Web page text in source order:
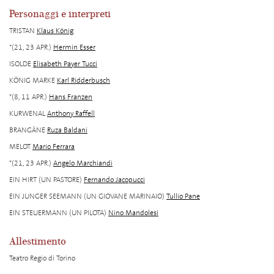
Personaggi e interpreti
TRISTAN Klaus König
*(21, 23 APR.) Hermin Esser
ISOLDE Elisabeth Payer Tucci
KÖNIG MARKE Karl Ridderbusch
*(8, 11 APR.) Hans Franzen
KURWENALAnthony Raffell
BRANGÄNE Ruza Baldani
MELOTMario Ferrara
*(21, 23 APR.) Angelo Marchiandi
EIN HIRT (UN PASTORE) Fernando Jacopucci
EIN JUNGER SEEMANN (UN GIOVANE MARINAIO) Tullio Pane
EIN STEUERMANN (UN PILOTA) Nino Mandolesi
Allestimento
Teatro Regio di Torino